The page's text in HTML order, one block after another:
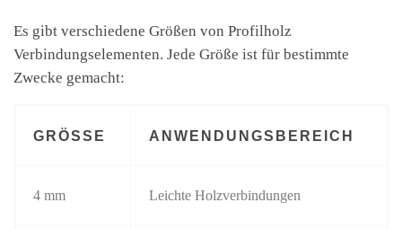
Es gibt verschiedene Größen von Profilholz
Verbindungselementen. Jede Größe ist für bestimmte
Zwecke gemacht:
GRÖSSE ANWENDUNGSBEREICH
4 mm Leichte Holzverbindungen